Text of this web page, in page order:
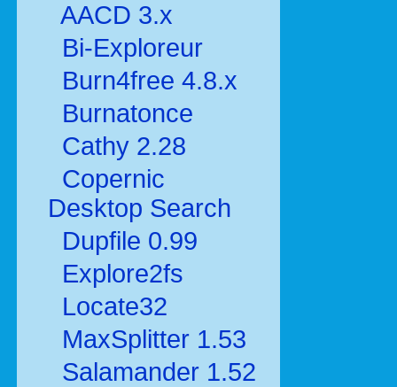
AACD 3.x
Bi-Exploreur
Burn4free 4.8.x
Burnatonce
Cathy 2.28
Copernic
Desktop Search
Dupfile 0.99
Explore2fs
Locate32
MaxSplitter 1.53
Salamander 1.52